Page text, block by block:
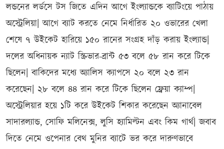
লন্ডনের লর্ডসে টস জিতে এদিন আগে ইংল্যান্ডকে ব্যাটিংয়ে পাঠায়
অস্ট্রেলিয়া| আগে ব্যাট করতে নেমে নির্ধারিত ২০ ওভারের খেলা
শেষে ৭ উইকেট হারিয়ে ১৫০ রানের সংগ্রহ দাঁড় করায় ইংল্যান্ড|
দলের অধিনায়ক ন্যাট স্ক্রিভার-ব্রান্ট ৫৩ বলে ৫৮ রান করে টিকে
ছিলেন| বাকিদের মধ্যে অ্যালিস ক্যাপসে ২০ বলে ২৩ রান
করেছেন| ২৮ বলে ৪৪ রান করে টিকে ছিলেন ফ্রেয়া ক্যাম্প|
অস্ট্রেলিয়ার হয়ে ১টি করে উইকেট শিকার করেছেন অ্যানাবেল
সাদারল্যান্ড, সোফি মলিনেক্স, লুসি হ্যামিল্টন এবং কিম গার্থ| জবাব
দিতে নেমে ওপেনার বেথ মুনির ব্যাটে ভর করে দারুণভাবে